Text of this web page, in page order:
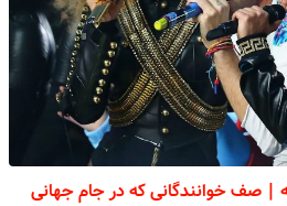
| صف خوانندگانی که در جام جهانی